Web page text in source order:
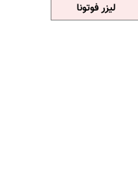
لیزر فوتونا